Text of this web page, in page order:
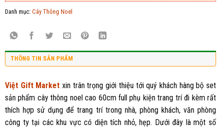
Danh mục: Cây Thông Noel
THÔNG TIN SẢN PHẨM
Việt Gift Market xin trân trọng giới thiệu tới quý khách hàng bộ set
sản phẩm cây thông noel cao 60cm full phụ kiện trang trí đi kèm rất
thích hợp sử dụng để trang trí trong nhà, phòng khách, văn phòng
công ty tại các khu vực có diện tích nhỏ, hẹp. Dưới đây là một số